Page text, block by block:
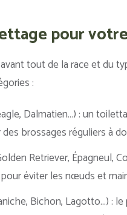
pour
tout de la race et du
:
Dalmatien…) : un
brossages réguliers à
Retriever, Épagneul,
éviter les nœuds et
Bichon, Lagotto…) :